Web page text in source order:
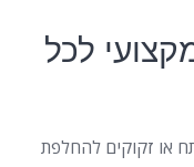
לכל
או זקוקים להחלפת